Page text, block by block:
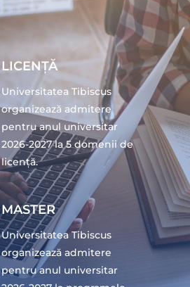
LICENȚĂ
Universitatea Tibiscus
organizează admitere
pentru anul universitar
2026-2027 la 5 domenii de
licență.
MASTER
Universitatea Tibiscus
organizează admitere
pentru anul universitar